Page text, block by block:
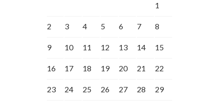
1
2 3 4 5 6 7 8
9 10 11 12 13 14 15
16 17 18 19 20 21 22
23 24 25 26 27 28 29